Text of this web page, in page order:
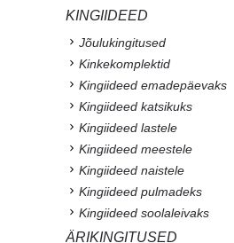
KINGIIDEED
Jõulukingitused
Kinkekomplektid
Kingiideed emadepäevaks
Kingiideed katsikuks
Kingiideed lastele
Kingiideed meestele
Kingiideed naistele
Kingiideed pulmadeks
Kingiideed soolaleivaks
ÄRIKINGITUSED